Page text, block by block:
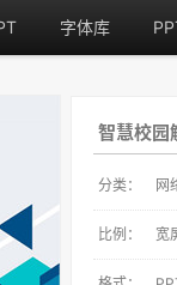
字体库
智慧校园
分类： 网
比例： 宽